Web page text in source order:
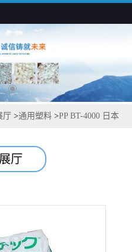
厅 >通用塑料 >PP BT-4000 日本
厅